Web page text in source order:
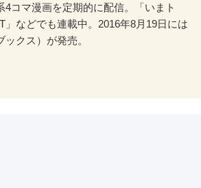
4コマ漫画を定期的に配信。「いまト
などでも連載中。2016年8月19日には
クス）が発売。